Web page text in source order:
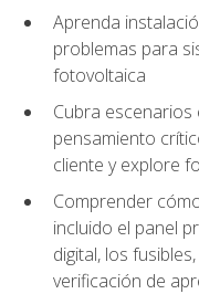
Aprenda
problemas para
fotovoltaica
Cubra
pensamiento
cliente y explore
Comprender
incluido el panel
digital, los
verificación de